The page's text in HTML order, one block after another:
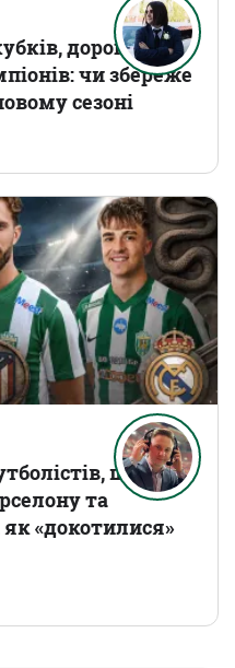
дорогі
чи збереже
сезоні
що
та
«докотилися»